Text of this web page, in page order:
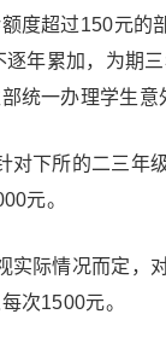
度超过150元的
年累加，为期
统一办理学生意
对下所的二三年
元。
实际情况而定，
次1500元。